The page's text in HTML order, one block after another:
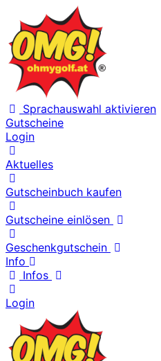
Sprachauswahl aktivieren
Gutscheine
Login
Aktuelles
Gutscheinbuch kaufen
Gutscheine einlösen
Geschenkgutschein
Info
Infos
Login